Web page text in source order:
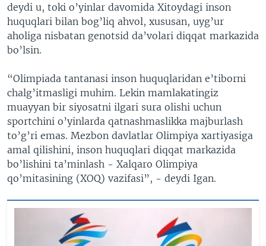
deydi u, toki o’yinlar davomida Xitoydagi inson
huquqlari bilan bog’liq ahvol, xususan, uyg’ur
aholiga nisbatan genotsid da’volari diqqat markazida
bo’lsin.
“Olimpiada tantanasi inson huquqlaridan e’tiborni
chalg’itmasligi muhim. Lekin mamlakatingiz
muayyan bir siyosatni ilgari sura olishi uchun
sportchini o’yinlarda qatnashmaslikka majburlash
to’g’ri emas. Mezbon davlatlar Olimpiya xartiyasiga
amal qilishini, inson huquqlari diqqat markazida
bo’lishini ta’minlash - Xalqaro Olimpiya
qo’mitasining (XOQ) vazifasi”, - deydi Igan.